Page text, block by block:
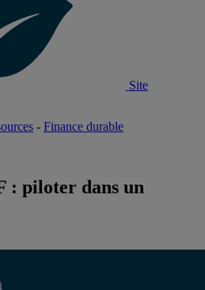
Site
- Finance durable
: piloter dans un